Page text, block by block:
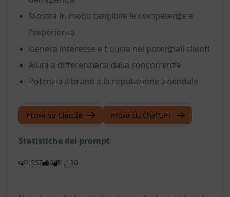
Mostra in modo tangibile le competenze e
l'esperienza
Genera interesse e fiducia nei potenziali clienti
Aiuta a differenziarsi dalla concorrenza
Potenzia il brand e la reputazione aziendale
Prova su Claude Prova su ChatGPT
Statistiche del prompt
2,555 0 1,130